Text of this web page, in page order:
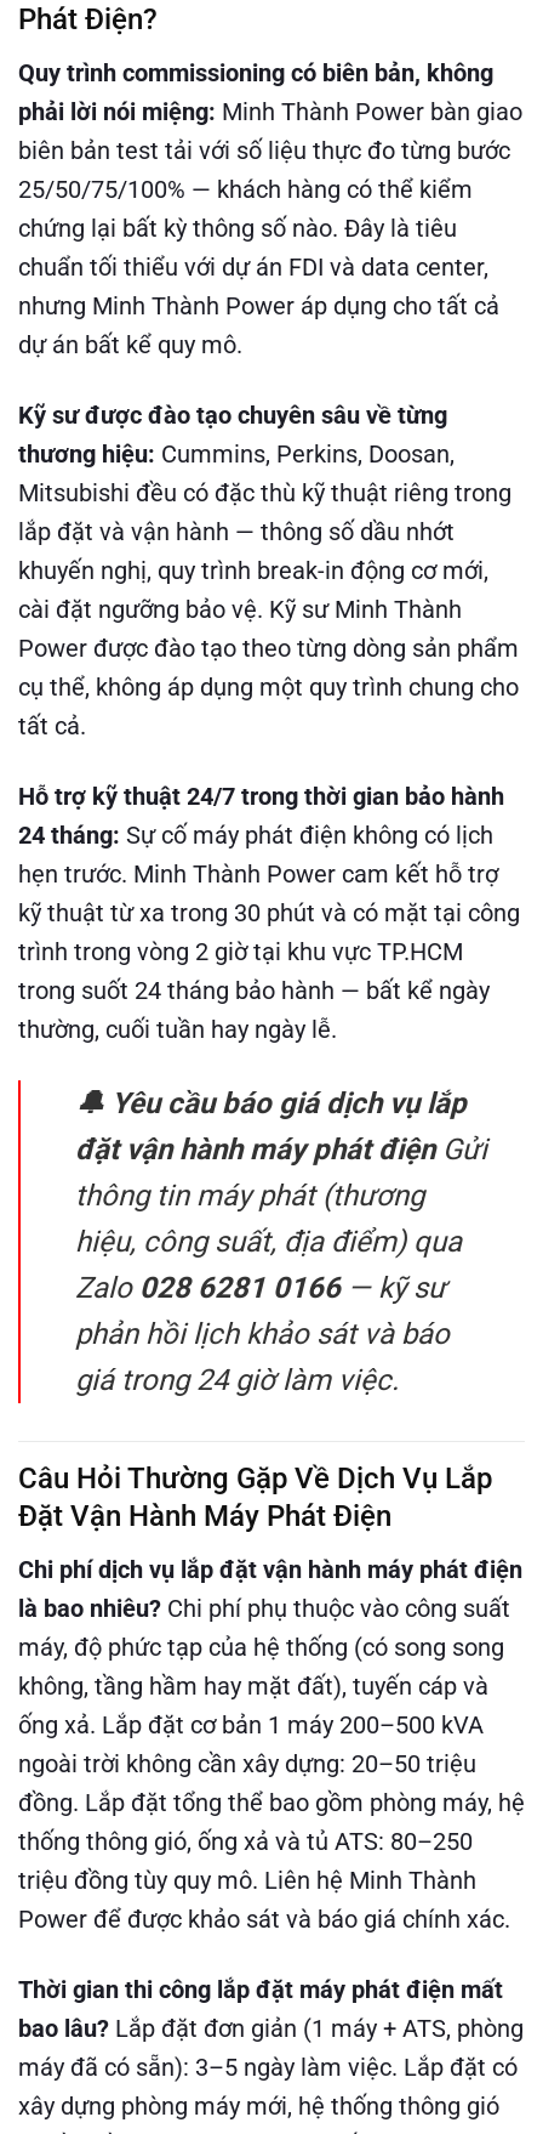
Phát Điện?
Quy trình commissioning có biên bản, không
phải lời nói miệng: Minh Thành Power bàn giao
biên bản test tải với số liệu thực đo từng bước
25/50/75/100% — khách hàng có thể kiểm
chứng lại bất kỳ thông số nào. Đây là tiêu
chuẩn tối thiểu với dự án FDI và data center,
nhưng Minh Thành Power áp dụng cho tất cả
dự án bất kể quy mô.
Kỹ sư được đào tạo chuyên sâu về từng
thương hiệu: Cummins, Perkins, Doosan,
Mitsubishi đều có đặc thù kỹ thuật riêng trong
lắp đặt và vận hành — thông số dầu nhớt
khuyến nghị, quy trình break-in động cơ mới,
cài đặt ngưỡng bảo vệ. Kỹ sư Minh Thành
Power được đào tạo theo từng dòng sản phẩm
cụ thể, không áp dụng một quy trình chung cho
tất cả.
Hỗ trợ kỹ thuật 24/7 trong thời gian bảo hành
24 tháng: Sự cố máy phát điện không có lịch
hẹn trước. Minh Thành Power cam kết hỗ trợ
kỹ thuật từ xa trong 30 phút và có mặt tại công
trình trong vòng 2 giờ tại khu vực TP.HCM
trong suốt 24 tháng bảo hành — bất kể ngày
thường, cuối tuần hay ngày lễ.
🔔 Yêu cầu báo giá dịch vụ lắp
đặt vận hành máy phát điệnGửi
thông tin máy phát (thương
hiệu, công suất, địa điểm) qua
Zalo 028 6281 0166— kỹ sư
phản hồi lịch khảo sát và báo
giá trong 24 giờ làm việc.
Câu Hỏi Thường Gặp Về Dịch Vụ Lắp
Đặt Vận Hành Máy Phát Điện
Chi phí dịch vụ lắp đặt vận hành máy phát điện
là bao nhiêu? Chi phí phụ thuộc vào công suất
máy, độ phức tạp của hệ thống (có song song
không, tầng hầm hay mặt đất), tuyến cáp và
ống xả. Lắp đặt cơ bản 1 máy 200–500 kVA
ngoài trời không cần xây dựng: 20–50 triệu
đồng. Lắp đặt tổng thể bao gồm phòng máy, hệ
thống thông gió, ống xả và tủ ATS: 80–250
triệu đồng tùy quy mô. Liên hệ Minh Thành
Power để được khảo sát và báo giá chính xác.
Thời gian thi công lắp đặt máy phát điện mất
bao lâu? Lắp đặt đơn giản (1 máy + ATS, phòng
máy đã có sẵn): 3–5 ngày làm việc. Lắp đặt có
xây dựng phòng máy mới, hệ thống thông gió